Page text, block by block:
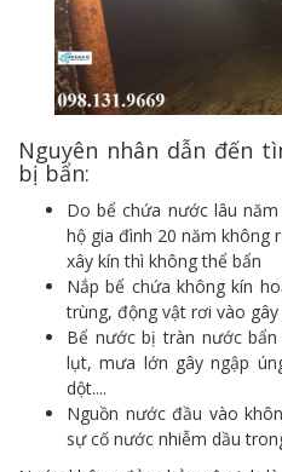
Nguyên nhân dẫn đến
bị bẩn:
Do bể chứa nước lâu
hộ gia đình 20 năm không
xây kín thì không thể bẩn
Nắp bể chứa không kín
trùng, động vật rơi vào
Bể nước bị tràn nước
lụt, mưa lớn gây ngập
dột....
Nguồn nước đầu vào
sự cố nước nhiễm dầu